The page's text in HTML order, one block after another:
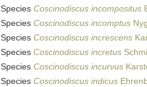
Species Coscinodiscus incompositus
Species Coscinodiscus incomptus
Species Coscinodiscus increscens
Species Coscinodiscus incretus
Species Coscinodiscus incurvus
Species Coscinodiscus indicus